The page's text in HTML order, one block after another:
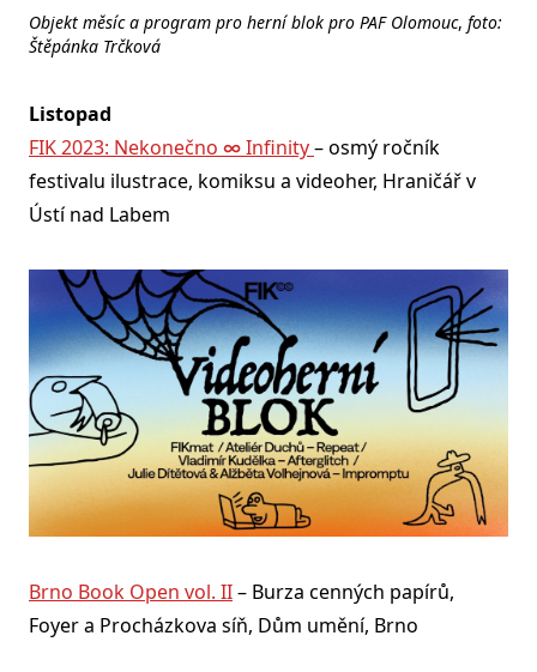
Objekt měsíc a program pro herní blok pro PAF Olomouc, foto:
Štěpánka Trčková
Listopad
FIK 2023: Nekonečno ∞ Infinity– osmý ročník
festivalu ilustrace, komiksu a videoher, Hraničář v
Ústí nad Labem
Brno Book Open vol. II– Burza cenných papírů,
Foyer a Procházkova síň, Dům umění, Brno